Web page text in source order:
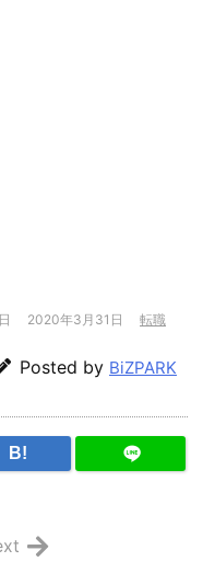
2020年3月31日 転職
Posted by BiZPARK
B!